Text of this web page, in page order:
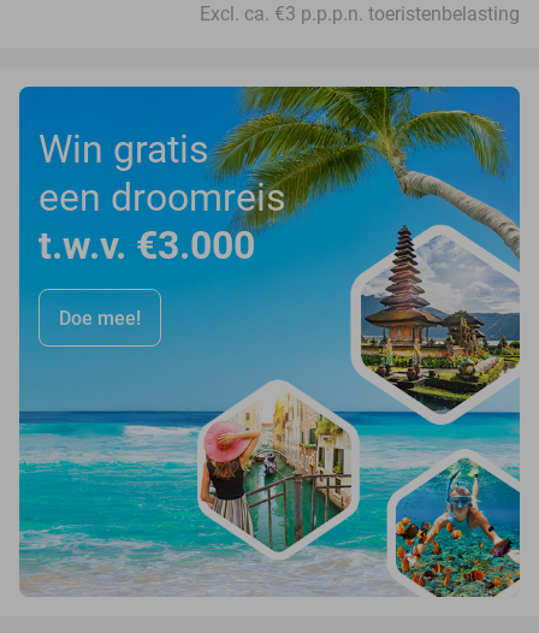
Excl. ca. €3 p.p.p.n. toeristenbelasting
Win gratis
een droomreis
t.w.v. €3.000
Doe mee!